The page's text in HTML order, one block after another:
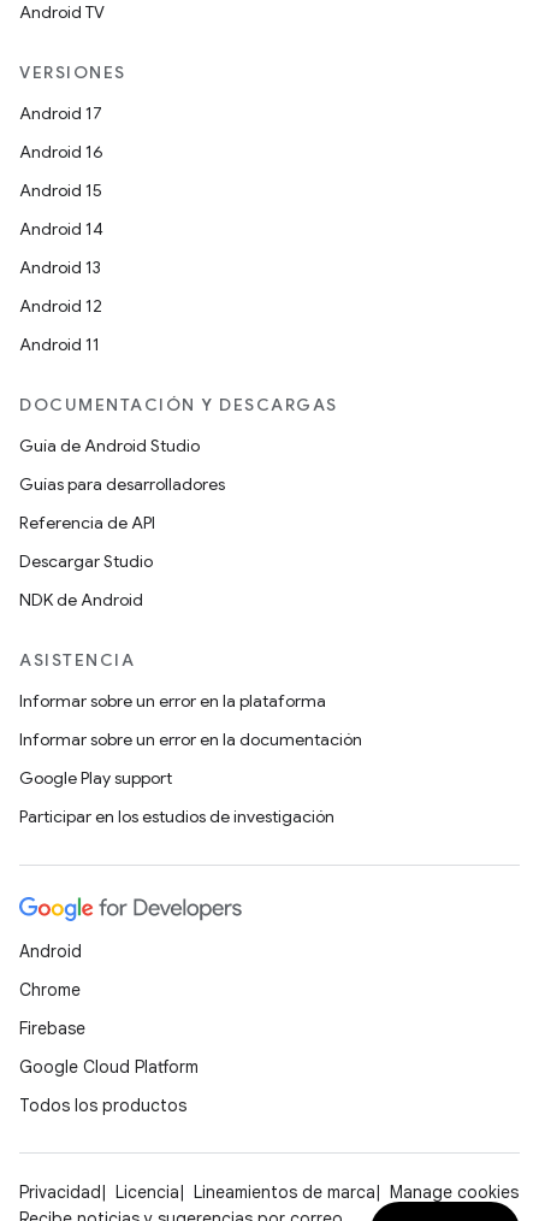
Android TV
VERSIONES
Android 17
Android 16
Android 15
Android 14
Android 13
Android 12
Android 11
DOCUMENTACIÓN Y DESCARGAS
Guía de Android Studio
Guías para desarrolladores
Referencia de API
Descargar Studio
NDK de Android
ASISTENCIA
Informar sobre un error en la plataforma
Informar sobre un error en la documentación
Google Play support
Participar en los estudios de investigación
Android
Chrome
Firebase
Google Cloud Platform
Todos los productos
Privacidad Licencia Lineamientos de marca
Manage cookies